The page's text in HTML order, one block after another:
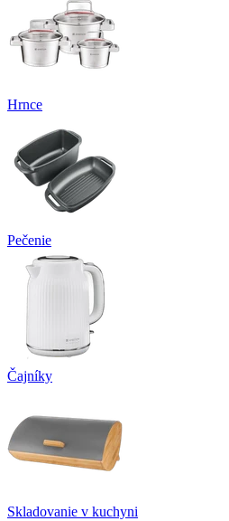
Hrnce
Pečenie
Čajníky
Skladovanie v kuchyni